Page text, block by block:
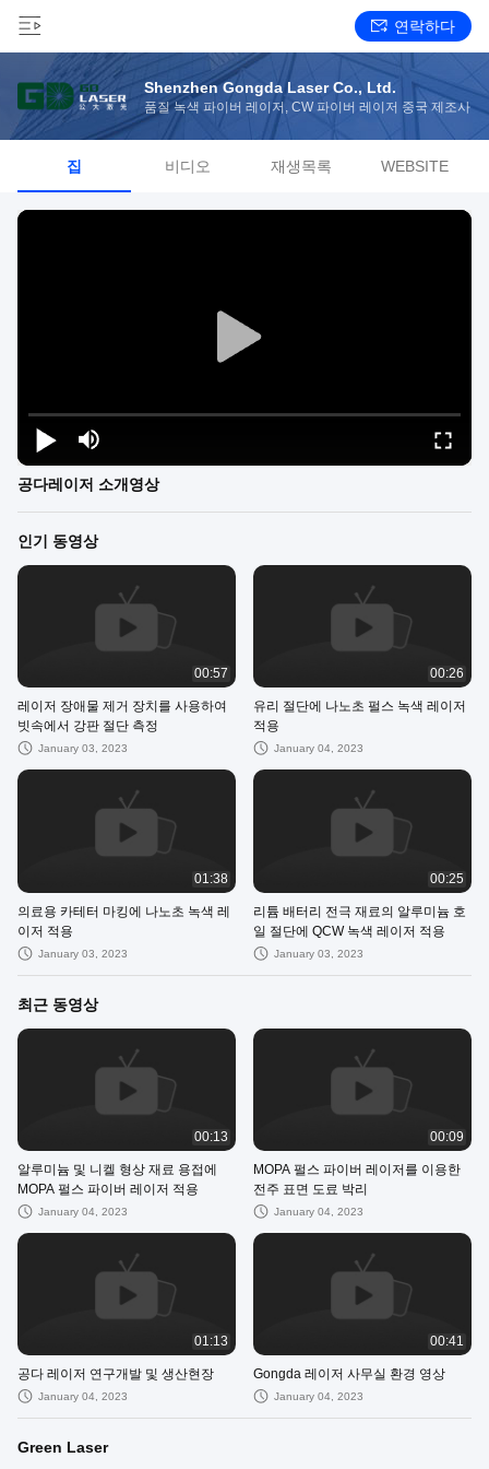
연락하다
Shenzhen Gongda Laser Co., Ltd.
품질 녹색 파이버 레이저, CW 파이버 레이저 중국 제조사
집 비디오 재생목록 WEBSITE
공다레이저 소개영상
인기 동영상
00:57
레이저 장애물 제거 장치를 사용하여
빗속에서 강판 절단 측정
January 03, 2023
00:26
유리 절단에 나노초 펄스 녹색 레이저
적용
January 04, 2023
01:38
의료용 카테터 마킹에 나노초 녹색 레
이저 적용
January 03, 2023
00:25
리튬 배터리 전극 재료의 알루미늄 호
일 절단에 QCW 녹색 레이저 적용
January 03, 2023
최근 동영상
00:13
알루미늄 및 니켈 형상 재료 용접에
MOPA 펄스 파이버 레이저 적용
January 04, 2023
00:09
MOPA 펄스 파이버 레이저를 이용한
전주 표면 도료 박리
January 04, 2023
01:13
공다 레이저 연구개발 및 생산현장
January 04, 2023
00:41
Gongda 레이저 사무실 환경 영상
January 04, 2023
Green Laser